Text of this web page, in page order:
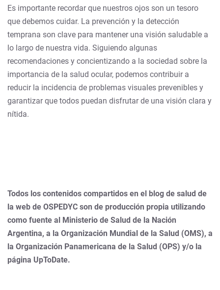
Es importante recordar que nuestros ojos son un tesoro
que debemos cuidar. La prevención y la detección
temprana son clave para mantener una visión saludable a
lo largo de nuestra vida. Siguiendo algunas
recomendaciones y concientizando a la sociedad sobre la
importancia de la salud ocular, podemos contribuir a
reducir la incidencia de problemas visuales prevenibles y
garantizar que todos puedan disfrutar de una visión clara y
nítida.
Todos los contenidos compartidos en el blog de salud de
la web de OSPEDYC son de producción propia utilizando
como fuente al Ministerio de Salud de la Nación
Argentina, a la Organización Mundial de la Salud (OMS), a
la Organización Panamericana de la Salud (OPS) y/o la
página UpToDate.